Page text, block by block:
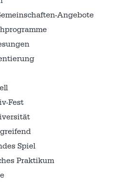
Angebote
Fest
Spiel
Praktikum